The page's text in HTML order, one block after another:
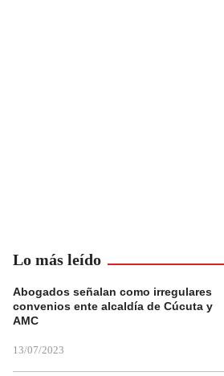
Lo más leído
Abogados señalan como irregulares
convenios ente alcaldía de Cúcuta y
AMC
13/07/2023